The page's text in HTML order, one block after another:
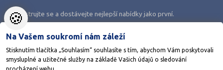
Stáhněte si aplikaci Adresář škol
Zaregistrujte se a dostávejte nejlepší nabídky jako první.
🍪
Na Vašem soukromí nám záleží
Stisknutím tlačítka „Souhlasím“ souhlasíte s tím, abychom Vám poskytovali
smysluplné a užitečné služby na základě Vašich údajů o sledování